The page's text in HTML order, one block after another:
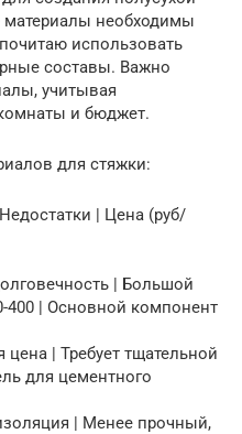
необходимы
использовать
составы. Важно
учитывая
и бюджет.
для стяжки:
| Цена (руб/
| Большой
400 | Основной компонент
| Требует тщательной
для цементного
| Менее прочный,